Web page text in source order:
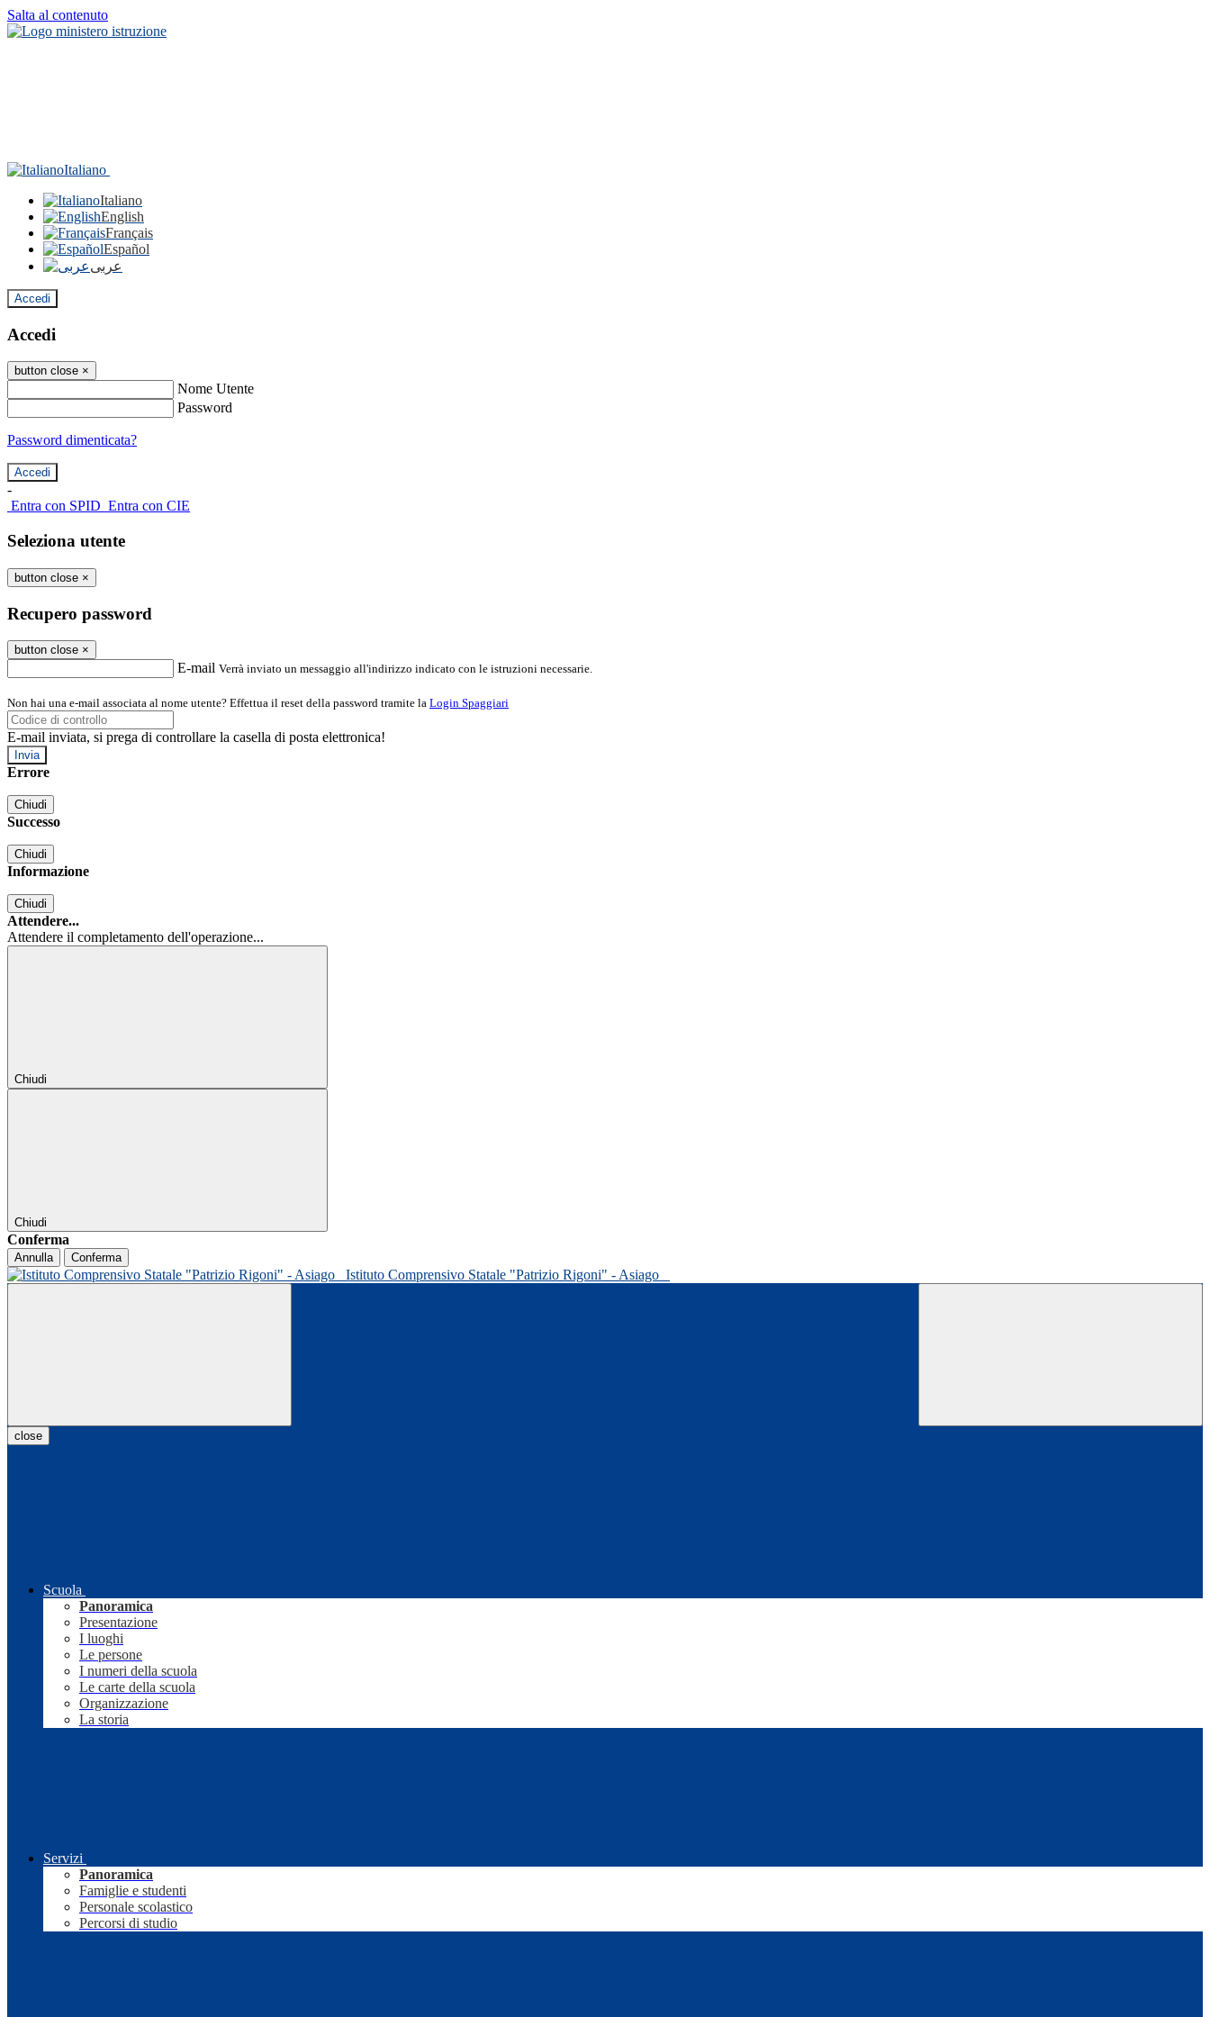
Salta al contenuto
Italiano
Italiano
English
Français
Español
عربى
Accedi
Accedi
button close ×
Nome Utente
Password
Password dimenticata?
-
Entra con SPID Entra con CIE
Seleziona utente
button close ×
Recupero password
button close ×
E-mail Verrà inviato un messaggio all'indirizzo indicato con le istruzioni necessarie.
Non hai una e-mail associata al nome utente? Effettua il reset della password tramite la Login Spaggiari
E-mail inviata, si prega di controllare la casella di posta elettronica!
Errore
Chiudi
Successo
Chiudi
Informazione
Chiudi
Attendere...
Attendere il completamento dell'operazione...
Chiudi
Chiudi
Conferma
Annulla Conferma
Istituto Comprensivo Statale "Patrizio Rigoni" - Asiago
close
Scuola
Panoramica
Presentazione
I luoghi
Le persone
I numeri della scuola
Le carte della scuola
Organizzazione
La storia
Servizi
Panoramica
Famiglie e studenti
Personale scolastico
Percorsi di studio